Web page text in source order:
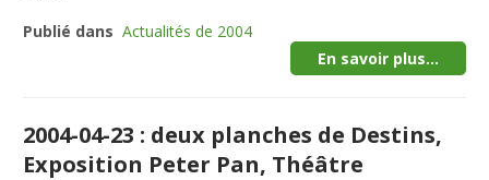
Publié dans Actualités de 2004
En savoir plus...
2004-04-23 : deux planches de Destins,
Exposition Peter Pan, Théâtre